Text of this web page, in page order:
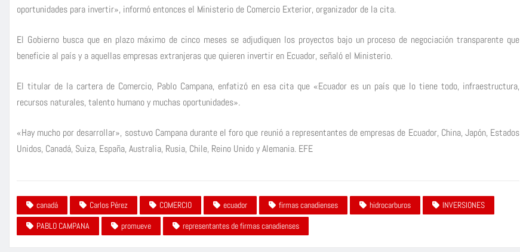
oportunidades para invertir», informó entonces el Ministerio de Comercio Exterior, organizador de la cita.
El Gobierno busca que en plazo máximo de cinco meses se adjudiquen los proyectos bajo un proceso de negociación transparente que
beneficie al país y a aquellas empresas extranjeras que quieren invertir en Ecuador, señaló el Ministerio.
El titular de la cartera de Comercio, Pablo Campana, enfatizó en esa cita que «Ecuador es un país que lo tiene todo, infraestructura,
recursos naturales, talento humano y muchas oportunidades».
«Hay mucho por desarrollar», sostuvo Campana durante el foro que reunió a representantes de empresas de Ecuador, China, Japón, Estados
Unidos, Canadá, Suiza, España, Australia, Rusia, Chile, Reino Unido y Alemania. EFE
canadá Carlos Pérez COMERCIO ecuador firmas canadienses hidrocarburos
INVERSIONES
PABLO CAMPANA
promueve representantes de firmas canadienses